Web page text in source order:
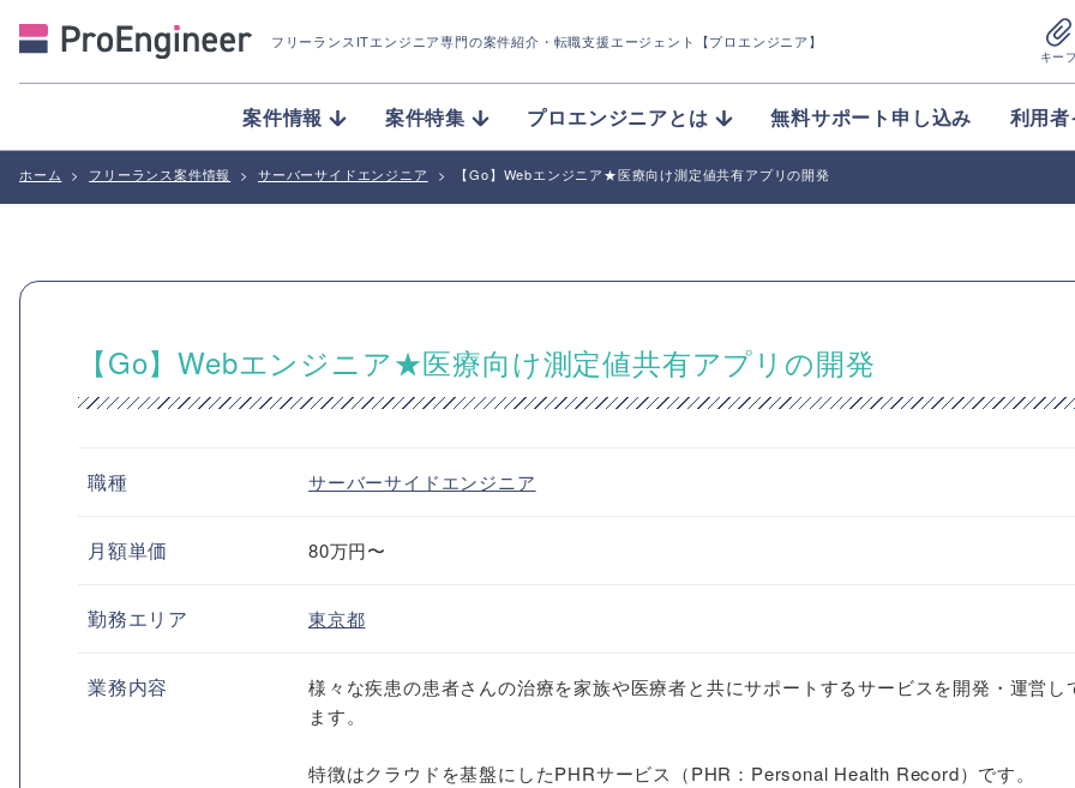
フリーランスITエンジニア専門の案件紹介 ・転職支援エージェント【プロエンジニア】
キー
案件情報 案件特集 プロエンジニアとは 無料サポート申し込み 利用
ホーム > フリーランス案件情報 > サーバーサイドエンジニア > 【Go】Webエンジニア★医療向け測定値共有アプリの開発
【Go】Webエンジニア★医療向け測定値共有アプリの開発
職種 サーバーサイドエンジニア
月額単価 80万円〜
勤務エリア 東京都
業務内容
様々な疾患の患者さんの治療を家族や医療者と共にサポートするサービスを開発・運営し
ます。
特徴はクラウドを基盤にしたPHRサービス（PHR：Personal Health Record）です。